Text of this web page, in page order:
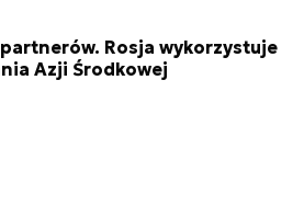
Rosja wykorzystuje
Azji Środkowej